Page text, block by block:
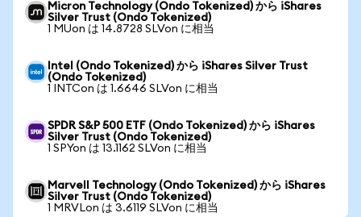
Micron Technology (Ondo Tokenized) から iShares
Silver Trust (Ondo Tokenized)
1 MUon は 14.8728 SLVon に相当
Intel (Ondo Tokenized) から iShares Silver Trust
(Ondo Tokenized)
1 INTCon は 1.6646 SLVon に相当
SPDR S&P 500 ETF (Ondo Tokenized) から iShares
Silver Trust (Ondo Tokenized)
1 SPYon は 13.1162 SLVon に相当
Marvell Technology (Ondo Tokenized) から iShares
Silver Trust (Ondo Tokenized)
1 MRVLon は 3.6119 SLVon に相当